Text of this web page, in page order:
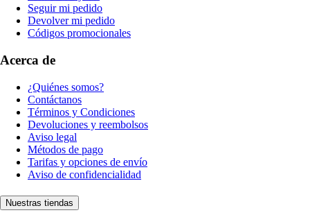
Seguir mi pedido
Devolver mi pedido
Códigos promocionales
Acerca de
¿Quiénes somos?
Contáctanos
Términos y Condiciones
Devoluciones y reembolsos
Aviso legal
Métodos de pago
Tarifas y opciones de envío
Aviso de confidencialidad
Nuestras tiendas